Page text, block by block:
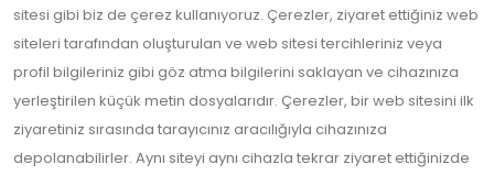
sitesi gibi biz de çerez kullanıyoruz. Çerezler, ziyaret ettiğiniz web
siteleri tarafından oluşturulan ve web sitesi tercihleriniz veya
profil bilgileriniz gibi göz atma bilgilerini saklayan ve cihazınıza
yerleştirilen küçük metin dosyalarıdır. Çerezler, bir web sitesini ilk
ziyaretiniz sırasında tarayıcınız aracılığıyla cihazınıza
depolanabilirler. Aynı siteyi aynı cihazla tekrar ziyaret ettiğinizde